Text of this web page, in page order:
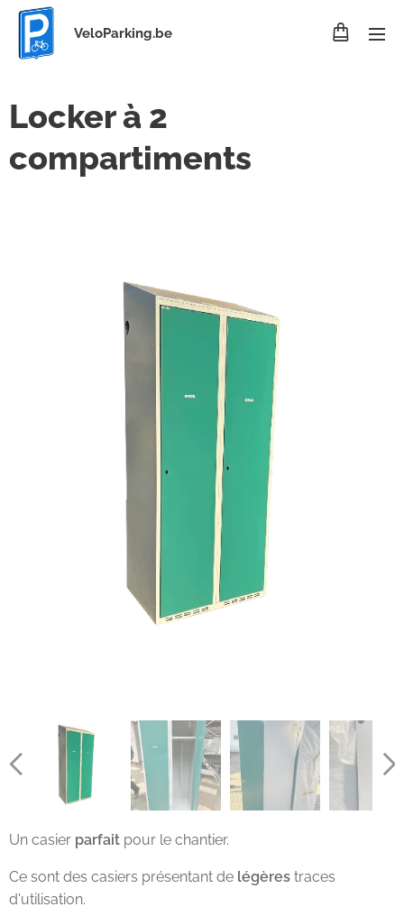
VeloParking.be
Locker à 2
compartiments
Un casier parfait pour le chantier.
Ce sont des casiers présentant de légères traces
d'utilisation.